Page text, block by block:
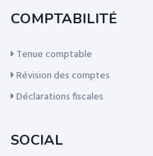
COMPTABILITÉ
Tenue comptable
Révision des comptes
Déclarations fiscales
SOCIAL